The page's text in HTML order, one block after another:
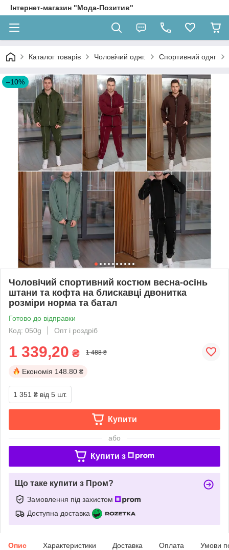
Інтернет-магазин "Мода-Позитив"
Каталог товарів Чоловічий одяг. Спортивний одяг
–10%
Чоловічий спортивний костюм весна-осінь
штани та кофта на блискавці двонитка
розміри норма та батал
Готово до відправки
Код: 050g
Опт і роздріб
1 339,20 ₴ 1 488 ₴
Економія 148.80 ₴
1 351 ₴ від 5 шт.
Купити
або
Купити з
Що таке купити з Пром?
Замовлення під захистом
Доступна доставка
Опис Характеристики Доставка Оплата Умови